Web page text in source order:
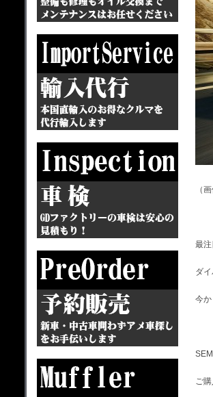
（
最
ダ
今
ご